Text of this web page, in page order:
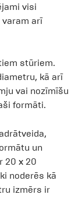
visi
varam arī
stūriem.
kā arī
vai nozīmīšu
formāti.
un
20 x 20
noderēs kā
izmērs ir